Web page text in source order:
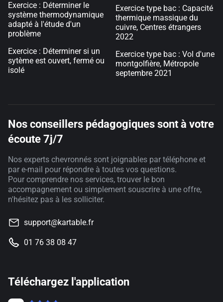
Exercice : Déterminer le
système thermodynamique
adapté à l'étude d'un
problème
Exercice : Déterminer si un
sytème est ouvert, fermé ou
isolé
Exercice type bac : Capacité
thermique massique du
cuivre, Centres étrangers
2022
Exercice type bac : Vol d'une
montgolfière, Métropole
septembre 2021
Nos conseillers pédagogiques sont à votre
écoute 7j/7
Nos experts chevronnés sont joignables par téléphone et
par e-mail pour répondre à toutes vos questions.
Pour comprendre nos services, trouver le bon
accompagnement ou simplement souscrire à une offre,
n'hésitez pas à les solliciter.
support@kartable.fr
01 76 38 08 47
Téléchargez l'application